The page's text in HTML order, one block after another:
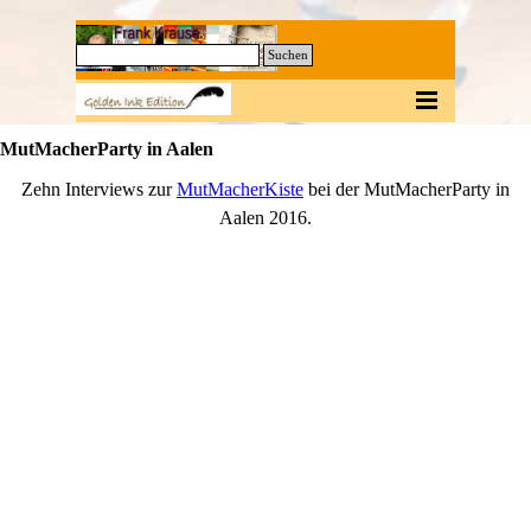
Direkt zum Seiteninhalt
Suchen
MutMacherParty in Aalen
Zehn Interviews zurMutMacherKistebei derMutMacherPartyin
Aalen 2016.